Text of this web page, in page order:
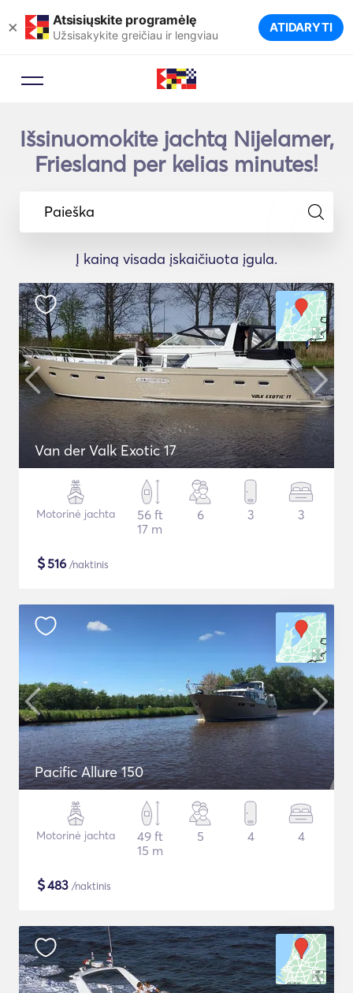
× Atsisiųskite programėlę
Užsisakykite greičiau ir lengviau ATIDARYTI
Išsinuomokite jachtą Nijelamer,
Friesland per kelias minutes!
Paieška
Į kainą visada įskaičiuota įgula.
Van der Valk Exotic 17
Motorinė jachta
56 ft
17 m
6 3 3
$516 /naktinis
Pacific Allure 150
Motorinė jachta
49 ft
15 m
5 4 4
$483 /naktinis